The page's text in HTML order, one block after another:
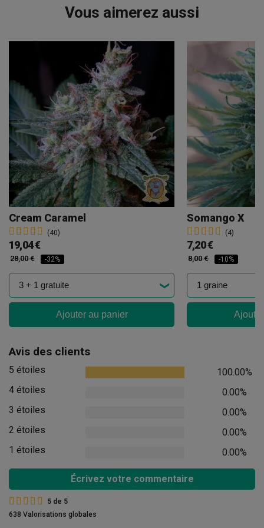
Vous aimerez aussi
Cream Caramel
(40)
19,04 €
28,00 € -32%
Ajouter au panier
Somango X
(4)
7,20 €
8,00 € -10%
Avis des clients
5 étoiles
100.00%
4 étoiles
0.00%
3 étoiles
0.00%
2 étoiles
0.00%
1 étoiles
0.00%
Écrivez votre commentaire
5 de 5
638 Valorisations globales